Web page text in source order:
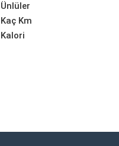
Ünlüler
Kaç Km
Kalori